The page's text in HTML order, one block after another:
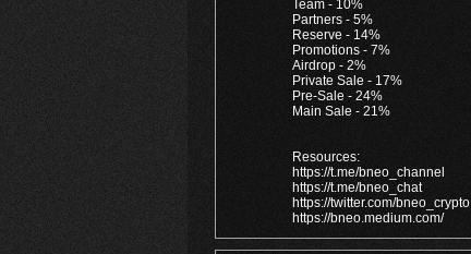
Team - 10%
Partners - 5%
Reserve - 14%
Promotions - 7%
Airdrop - 2%
Private Sale - 17%
Pre-Sale - 24%
Main Sale - 21%
Resources:
https://t.me/bneo_channel
https://t.me/bneo_chat
https://twitter.com/bneo_crypto
https://bneo.medium.com/